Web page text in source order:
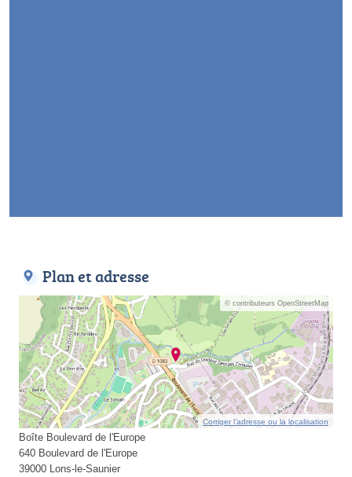
Plan et adresse
© contributeurs OpenStreetMap
Corriger l’adresse ou la localisation
Boîte Boulevard de l'Europe
640 Boulevard de l'Europe
39000 Lons-le-Saunier